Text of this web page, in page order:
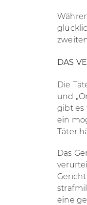
DAS
Die
und
gibt es
ein
Täter
Das
eine